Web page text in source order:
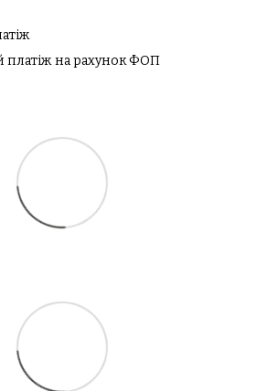
платіж на рахунок ФОП